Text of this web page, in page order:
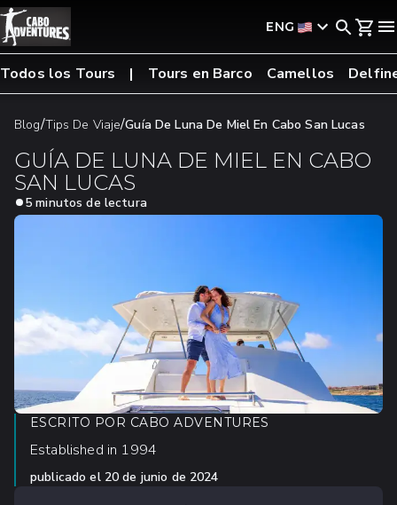
ENG
Todos los Tours Tours en Barco Camellos
Blog/Tips De Viaje/Guía De Luna De Miel En Cabo San Lucas
GUÍA DE LUNA DE MIEL EN CABO
SAN LUCAS
5 minutos de lectura
ESCRITO POR CABO ADVENTURES
Established in 1994
publicado el 20 de junio de 2024